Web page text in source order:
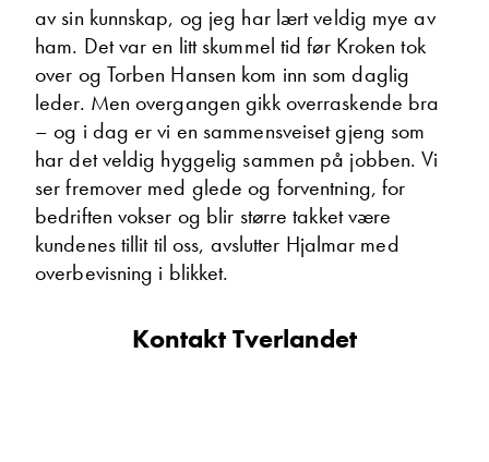
av sin kunnskap, og jeg har lært veldig mye av
ham. Det var en litt skummel tid før Kroken tok
over og Torben Hansen kom inn som daglig
leder. Men overgangen gikk overraskende bra
– og i dag er vi en sammensveiset gjeng som
har det veldig hyggelig sammen på jobben. Vi
ser fremover med glede og forventning, for
bedriften vokser og blir større takket være
kundenes tillit til oss, avslutter Hjalmar med
overbevisning i blikket.
Kontakt Tverlandet